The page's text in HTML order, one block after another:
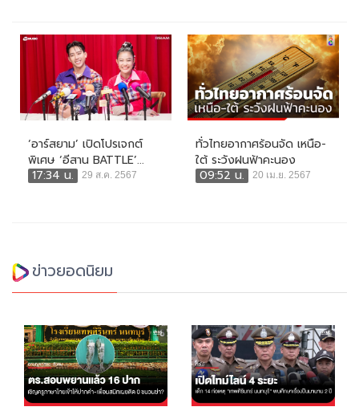
‘อาร์สยาม’ เปิดโปรเจกต์
พิเศษ ‘อีสาน BATTLE’...
17:34 น.
29 ส.ค. 2567
ทั่วไทยอากาศร้อนจัด เหนือ-
ใต้ ระวังฝนฟ้าคะนอง
09:52 น.
20 เม.ย. 2567
ข่าวยอดนิยม